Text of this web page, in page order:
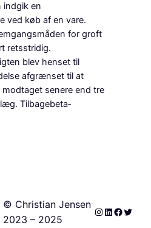
indgik en
ved køb af en vare.
for groft
retsstridig.
blev henset til
afgrænset til at
senere end tre
Tilbage­beta­
© Christian Jensen
2023 – 2025
Instagram
LinkedIn